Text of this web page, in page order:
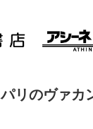
パリのヴァカ